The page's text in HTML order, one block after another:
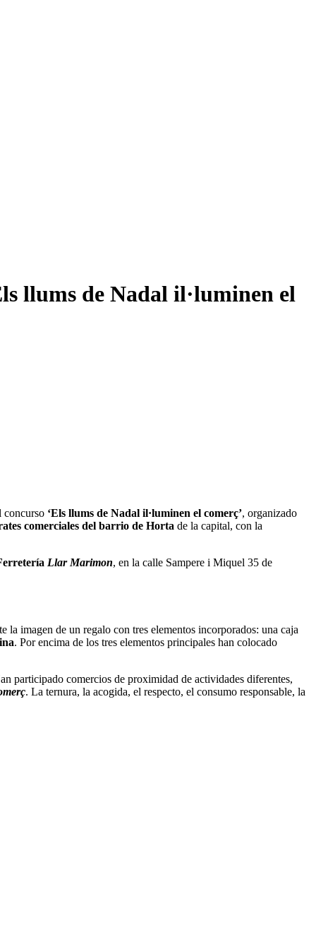
llums de Nadal il·luminen el
concurso ‘Els llums de Nadal il·luminen el comerç’, organizado
comerciales del barrio de Horta de la capital, con la
Llar Marimon, en la calle Sampere i Miquel 35 de
la imagen de un regalo con tres elementos incorporados: una caja
. Por encima de los tres elementos principales han colocado
participado comercios de proximidad de actividades diferentes,
. La ternura, la acogida, el respecto, el consumo responsable, la